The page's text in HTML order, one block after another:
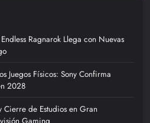
Ragnarok Llega con Nuevas
Juegos Físicos: Sony Confirma
2028
Cierre de Estudios en Gran